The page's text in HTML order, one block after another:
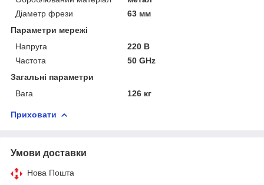
Діаметр фрези
63 мм
Параметри мережі
Напруга
220 В
Частота
50 GHz
Загальні параметри
Вага
126 кг
Приховати
Умови доставки
Нова Пошта